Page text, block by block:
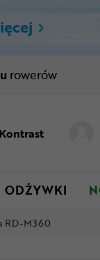
rowerów
Kontrast
ODŻYWKI
RD-M360